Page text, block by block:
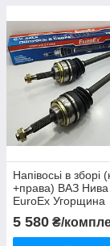
Напівосьі в зборі
+права) ВАЗ Нива
EuroEx Угорщина
5 580 ₴/